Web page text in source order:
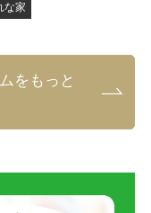
な家
をもっと